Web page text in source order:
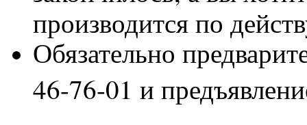
производится по
Обязательно
46-76-01 и